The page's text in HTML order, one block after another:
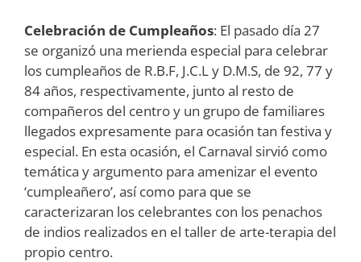
Celebración de Cumpleaños: El pasado día 27
se organizó una merienda especial para celebrar
los cumpleaños de R.B.F, J.C.L y D.M.S, de 92, 77 y
84 años, respectivamente, junto al resto de
compañeros del centro y un grupo de familiares
llegados expresamente para ocasión tan festiva y
especial. En esta ocasión, el Carnaval sirvió como
temática y argumento para amenizar el evento
‘cumpleañero’, así como para que se
caracterizaran los celebrantes con los penachos
de indios realizados en el taller de arte-terapia del
propio centro.